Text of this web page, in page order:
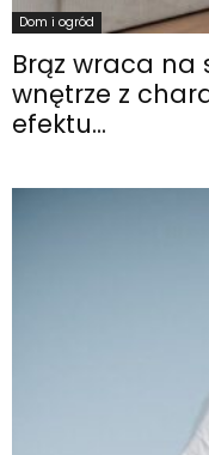
Dom i ogród
Brąz wraca na
wnętrze z
efektu...